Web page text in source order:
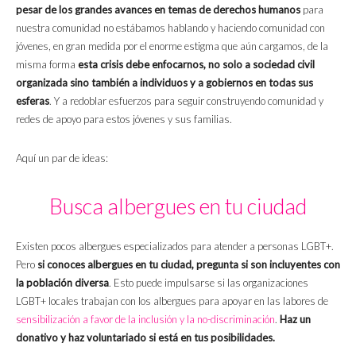
pesar de los grandes avances en temas de derechos humanos para
nuestra comunidad no estábamos hablando y haciendo comunidad con
jóvenes, en gran medida por el enorme estigma que aún cargamos, de la
misma forma esta crisis debe enfocarnos, no solo a sociedad civil
organizada sino también a individuos y a gobiernos en todas sus
esferas. Y a redoblar esfuerzos para seguir construyendo comunidad y
redes de apoyo para estos jóvenes y sus familias.
Aquí un par de ideas:
Busca albergues en tu ciudad
Existen pocos albergues especializados para atender a personas LGBT+.
Pero si conoces albergues en tu ciudad, pregunta si son incluyentes con
la población diversa. Esto puede impulsarse si las organizaciones
LGBT+ locales trabajan con los albergues para apoyar en las labores de
sensibilización a favor de la inclusión y la no-discriminación. Haz un
donativo y haz voluntariado si está en tus posibilidades.